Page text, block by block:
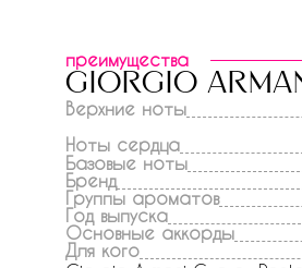
преимущества
giorgio
Верхние ноты
Ноты сердца
Базовые ноты
Бренд
Группы ароматов
Год выпуска
Основные аккорды
Для кого